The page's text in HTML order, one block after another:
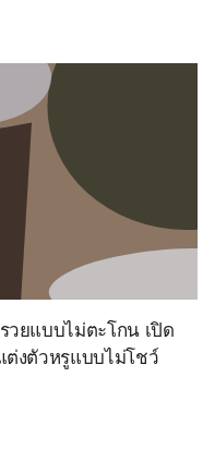
วยแบบไม่ตะโกน เปิด
ต่งตัวหรูแบบไม่โชว์